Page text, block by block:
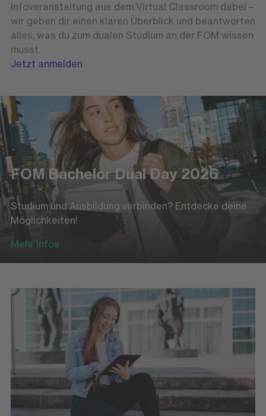
Infoveranstaltung aus dem Virtual Classroom dabei –
wir geben dir einen klaren Überblick und beantworten
alles, was du zum dualen Studium an der FOM wissen
musst.
Jetzt anmelden
FOM Bachelor Dual Day 2026
Studium und Ausbildung verbinden? Entdecke deine
Möglichkeiten!
Mehr Infos